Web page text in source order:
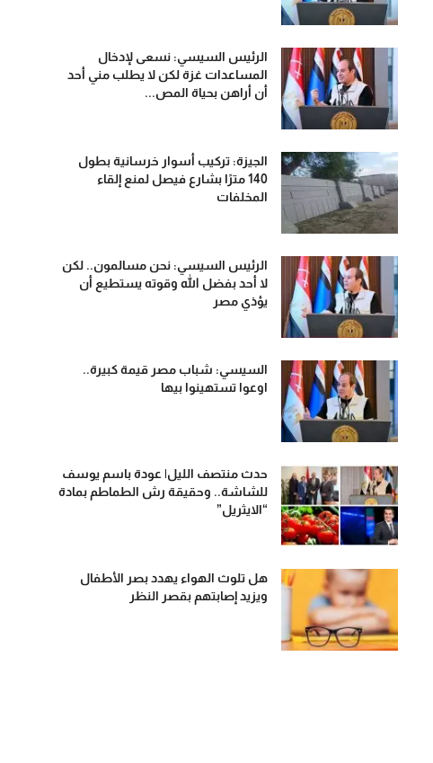
الرئيس السيسي: نسعى لإدخال
المساعدات غزة لكن لا يطلب مني أحد
أن أراهن بحياة المص...
الجيزة: تركيب أسوار خرسانية بطول
140 مترًا بشارع فيصل لمنع إلقاء
المخلفات
الرئيس السيسي: نحن مسالمون.. لكن
لا أحد بفضل الله وقوته يستطيع أن
يؤذي مصر
السيسي: شباب مصر قيمة كبيرة..
اوعوا تستهينوا بيها
حدث منتصف الليل| عودة باسم يوسف
للشاشة.. وحقيقة رش الطماطم بمادة
“الايثريل”
هل تلوث الهواء يهدد بصر الأطفال
ويزيد إصابتهم بقصر النظر